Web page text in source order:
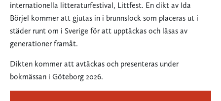
internationella litteraturfestival, Littfest. En dikt av Ida
Börjel kommer att gjutas in i brunnslock som placeras ut i
städer runt om i Sverige för att upptäckas och läsas av
generationer framåt.
Dikten kommer att avtäckas och presenteras under
bokmässan i Göteborg 2026.